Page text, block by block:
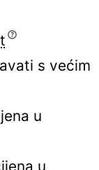
s većim
u
u